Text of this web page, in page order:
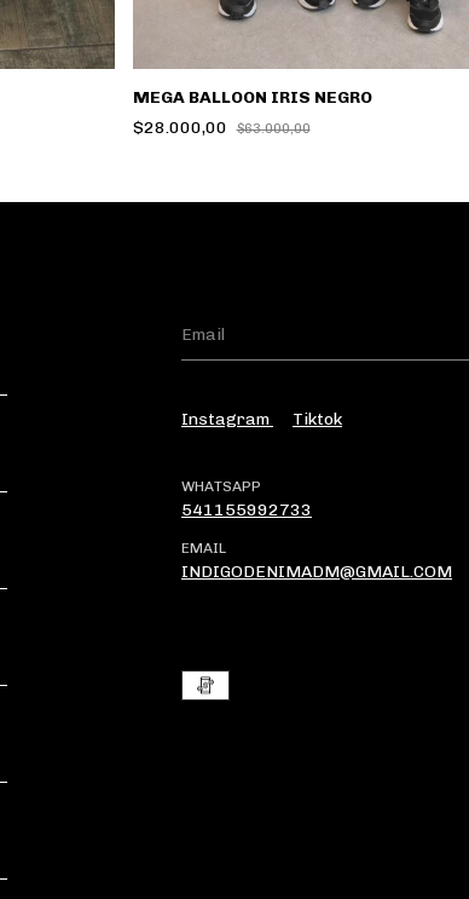
MEGA BALLOON IRIS NEGRO
$28.000,00
$63.000,00
Instagram Tiktok
WHATSAPP
541155992733
EMAIL
INDIGODENIMADM@GMAIL.COM